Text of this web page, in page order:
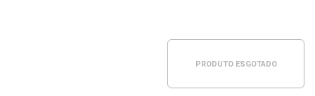
PRODUTO ESGOTADO